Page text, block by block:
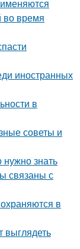
время
иностранных
в
советы и
знать
связаны с
в
выглядеть